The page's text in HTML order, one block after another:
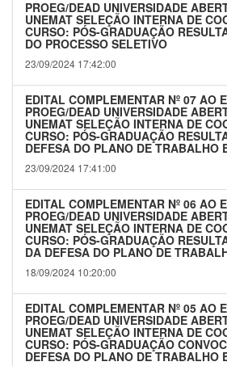
PROEG/DEAD UNIVERSIDADE
UNEMAT SELEÇÃO INTERNA DE
CURSO: PÓS-GRADUAÇÃO
DO PROCESSO SELETIVO
23/09/2024 17:42:00
EDITAL COMPLEMENTAR Nº 07 AO
PROEG/DEAD UNIVERSIDADE
UNEMAT SELEÇÃO INTERNA DE
CURSO: PÓS-GRADUAÇÃO
DEFESA DO PLANO DE TRABALHO
23/09/2024 17:41:00
EDITAL COMPLEMENTAR Nº 06 AO
PROEG/DEAD UNIVERSIDADE
UNEMAT SELEÇÃO INTERNA DE
CURSO: PÓS-GRADUAÇÃO
DA DEFESA DO PLANO DE
18/09/2024 10:20:00
EDITAL COMPLEMENTAR Nº 05 AO
PROEG/DEAD UNIVERSIDADE
UNEMAT SELEÇÃO INTERNA DE
CURSO: PÓS-GRADUAÇÃO
DEFESA DO PLANO DE TRABALHO